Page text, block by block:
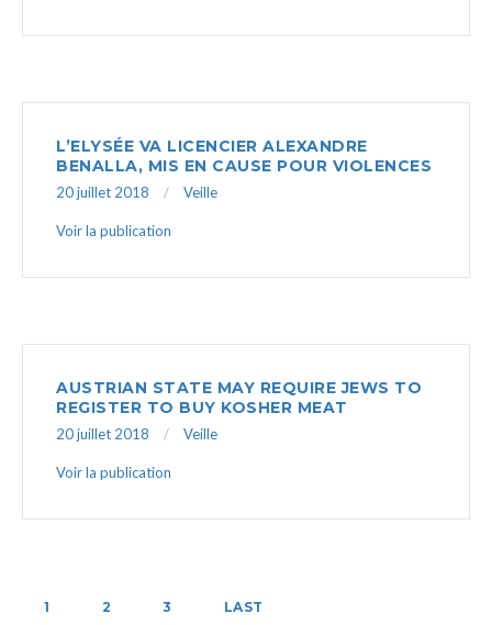
L’ELYSÉE VA LICENCIER ALEXANDRE
BENALLA, MIS EN CAUSE POUR VIOLENCES
20 juillet 2018 Veille
Voir la publication
AUSTRIAN STATE MAY REQUIRE JEWS TO
REGISTER TO BUY KOSHER MEAT
20 juillet 2018 Veille
Voir la publication
1 2 3 LAST